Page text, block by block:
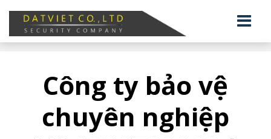
Công ty bảo vệ
chuyên nghiệp